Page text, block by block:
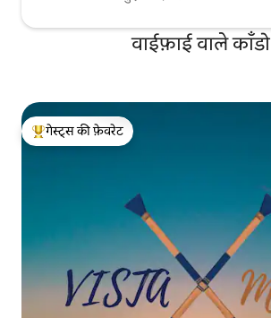
वाईफ़ाई वाले काँडो
गेस्ट्स का टॉप फ़ेवरेट
गेस्ट्स की फ़ेवरेट